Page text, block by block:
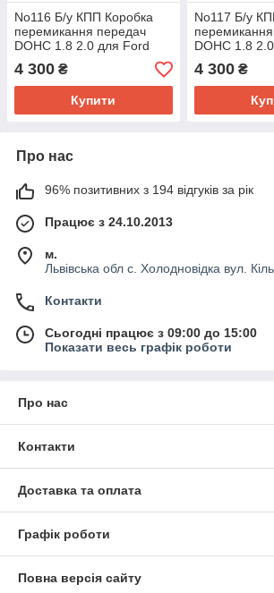
No116 Б/у КПП Коробка
перемикання передач
DOHC 1.8 2.0 для Ford
4 300 ₴
Купити
No117 Б/у
DOHC 1.8
4 300₴
Про нас
96% позитивних з 194 відгуків за рік
Працює з 24.10.2013
м.
Львівська обл с. Холодновідка вул.
Контакти
Сьогодні працює з 09:00 до 15:00
Показати весь графік роботи
Про нас
Контакти
Доставка та оплата
Графік роботи
Повна версія сайту